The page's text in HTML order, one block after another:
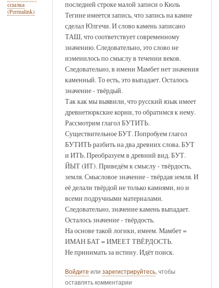
ссылка
(Permalink)
последней строке малой записи о Кюль
Тегине имеется запись, что запись на камне
сделал Юлгечи. И слово камень записано
ТАШ, что соответствует современному
значению. Следовательно, это слово не
изменилось по смыслу в течении веков.
Следовательно, в имени Мамбет нет значения
каменный. То есть, это выпадает. Осталось
значение - твёрдый.
Так как мы выявили, что русский язык имеет
древнетюркские корни, то обратимся к нему.
Рассмотрим глагол БУТИТЬ.
Существительное БУТ. Попробуем глагол
БУТИТЬ разбить на два древних слова. БУТ
и ИТЬ. Преобразуем в древний вид. БУТ.
ЙЫТ (ИТ). Приведём к смыслу - твёрдость,
земля. Смысловое значение - твёрдая земля. И
её делали твёрдой не только камнями, но и
всеми подручными материалами.
Следовательно, значение камень выпадает.
Осталось значение - твёрдость.
На основе такой логики, имеем. Мамбет =
ИМАН БАТ = ИМЕЕТ ТВЁРДОСТЬ.
Не принимать за истину. Идёт поиск.
Войдите или зарегистрируйтесь, чтобы
оставлять комментарии